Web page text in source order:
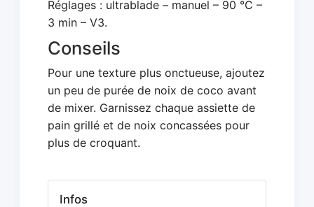
Réglages : ultrablade – manuel – 90 °C –
3 min – V3.
Conseils
Pour une texture plus onctueuse, ajoutez
un peu de purée de noix de coco avant
de mixer. Garnissez chaque assiette de
pain grillé et de noix concassées pour
plus de croquant.
Infos